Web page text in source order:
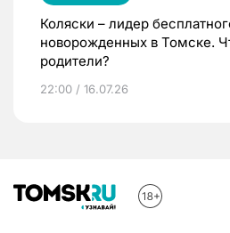
Коляски – лидер
новорожденных в Томске.
родители?
22:00 / 16.07.26